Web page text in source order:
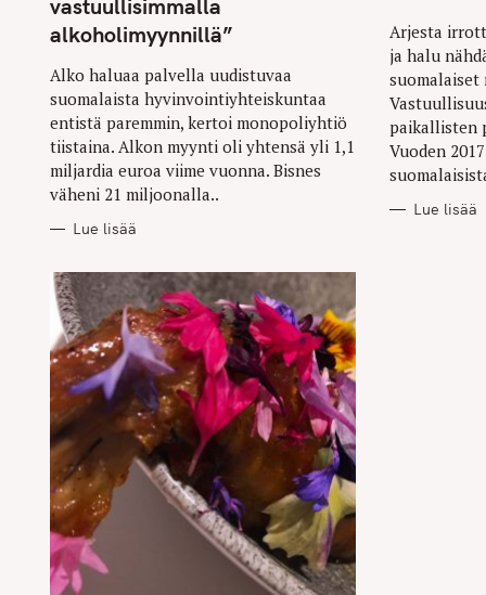
vastuullisimmalla
alkoholimyynnillä”
Alko haluaa palvella uudistuvaa
suomalaista hyvinvointiyhteiskuntaa
entistä paremmin, kertoi monopoliyhtiö
tiistaina. Alkon myynti oli yhtensä yli 1,1
miljardia euroa viime vuonna. Bisnes
väheni 21 miljoonalla..
Lue lisää
Arjesta
ja halu
suomalaiset
paikallisten
Vuoden
Lue lisää
r
c
h
f
o
r
: